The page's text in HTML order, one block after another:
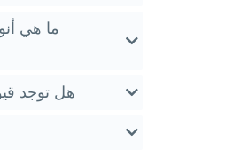
ما هي
هل توجد